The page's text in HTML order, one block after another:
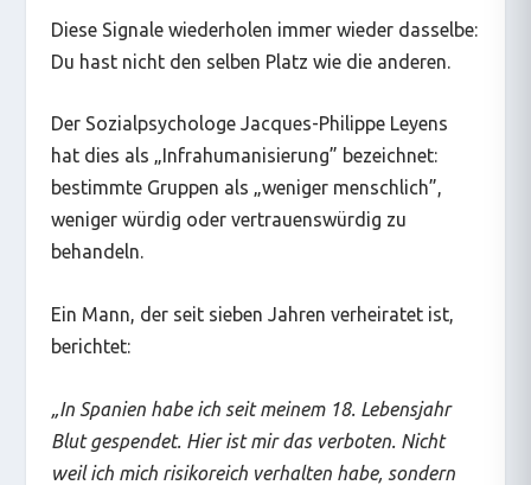
Diese Signale wiederholen immer wieder dasselbe:
Du hast nicht den selben Platz wie die anderen.
Der Sozialpsychologe Jacques-Philippe Leyens
hat dies als „Infrahumanisierung” bezeichnet:
bestimmte Gruppen als „weniger menschlich”,
weniger würdig oder vertrauenswürdig zu
behandeln.
Ein Mann, der seit sieben Jahren verheiratet ist,
berichtet:
In Spanien habe ich seit meinem 18. Lebensjahr
Blut gespendet. Hier ist mir das verboten. Nicht
weil ich mich risikoreich verhalten habe, sondern